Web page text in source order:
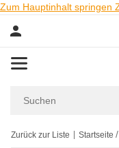
Zum Hauptinhalt springen
Zurück zur Liste Startseite